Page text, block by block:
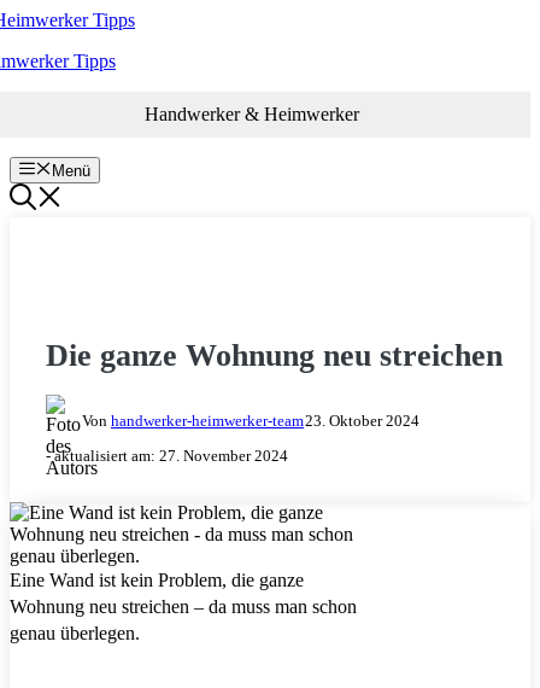
Zum
springenTipps
Handwerker & Heimwerker
Menü
Die ganze Wohnung neu streichen
Von handwerker-heimwerker-team23. Oktober 2024
- aktualisiert am: 27. November 2024
Eine Wand ist kein Problem, die ganze
Wohnung neu streichen – da muss man schon
genau überlegen.